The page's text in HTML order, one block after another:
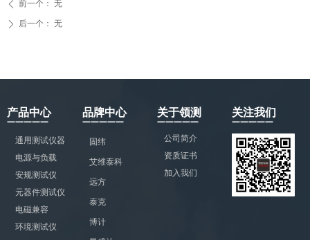
ꄴ 前一个： 无
ꄲ 后一个： 无
公司简介
资质证书
加入我们
关于领测
—————
产品中心
—————
通用测试仪器
电源与负载
安规测试仪
元器件测试仪
电磁兼容
环境测试仪
固纬
艾维泰科
远方
泰克
博计
品牌中心
—————
关注我们
—————